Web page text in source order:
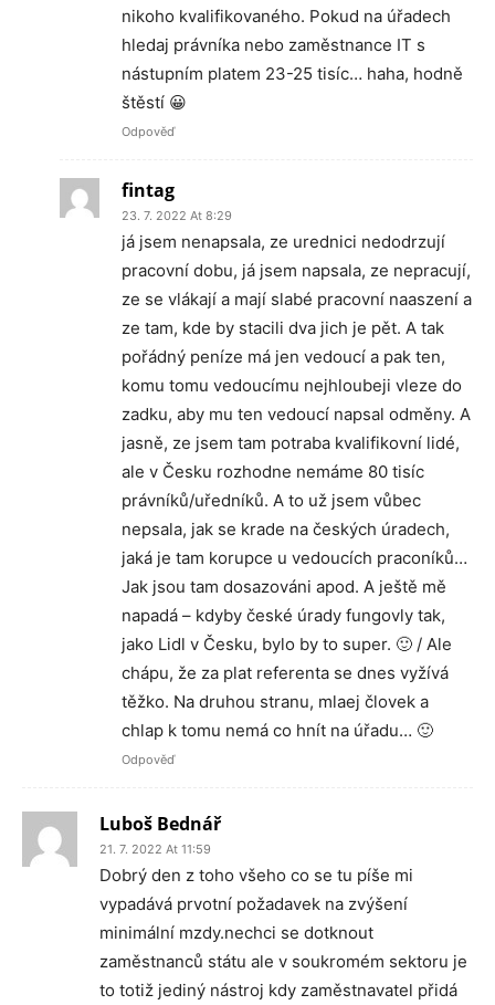
nikoho kvalifikovaného. Pokud na úřadech
hledaj právníka nebo zaměstnance IT s
nástupním platem 23-25 tisíc… haha, hodně
štěstí 😀
Odpověď
fintag
23. 7. 2022 At 8:29
já jsem nenapsala, ze urednici nedodrzují
pracovní dobu, já jsem napsala, ze nepracují,
ze se vlákají a mají slabé pracovní naaszení a
ze tam, kde by stacili dva jich je pět. A tak
pořádný peníze má jen vedoucí a pak ten,
komu tomu vedoucímu nejhloubeji vleze do
zadku, aby mu ten vedoucí napsal odměny. A
jasně, ze jsem tam potraba kvalifikovní lidé,
ale v Česku rozhodne nemáme 80 tisíc
právníků/uředníků. A to už jsem vůbec
nepsala, jak se krade na českých úradech,
jaká je tam korupce u vedoucích praconíků…
Jak jsou tam dosazováni apod. A ještě mě
napadá – kdyby české úrady fungovly tak,
jako Lidl v Česku, bylo by to super. 🙂 / Ale
chápu, že za plat referenta se dnes vyžívá
těžko. Na druhou stranu, mlaej človek a
chlap k tomu nemá co hnít na úřadu… 🙂
Odpověď
Luboš Bednář
21. 7. 2022 At 11:59
Dobrý den z toho všeho co se tu píše mi
vypadává prvotní požadavek na zvýšení
minimální mzdy.nechci se dotknout
zaměstnanců státu ale v soukromém sektoru je
to totiž jediný nástroj kdy zaměstnavatel přidá